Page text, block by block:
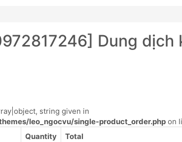
Dung
string given in
leo_ngocvu/single-product_order.php on
Quantity Total